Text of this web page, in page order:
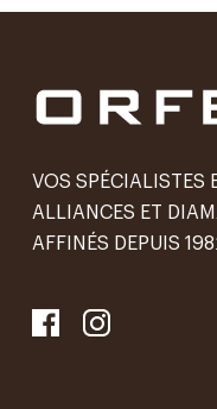
VOS SPÉCIALISTES
ALLIANCES ET
AFFINÉS DEPUIS